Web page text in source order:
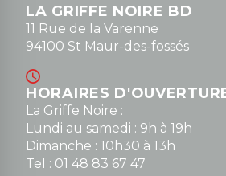
LA GRIFFE NOIRE BD
11 Rue de la Varenne
94100 St Maur-des-fossés
HORAIRES
La Griffe Noire :
Lundi au samedi : 9h à 19h
Dimanche : 10h30 à 13h
Tel : 01 48 83 67 47